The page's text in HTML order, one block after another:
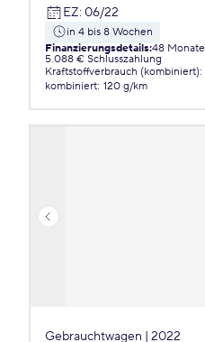
EZ: 06/22
in 4 bis 8 Wochen
Finanzierungsdetails:48 Monate
5.088 € Schlusszahlung
Kraftstoffverbrauch (kombiniert):
kombiniert: 120 g/km
Gebrauchtwagen | 2022